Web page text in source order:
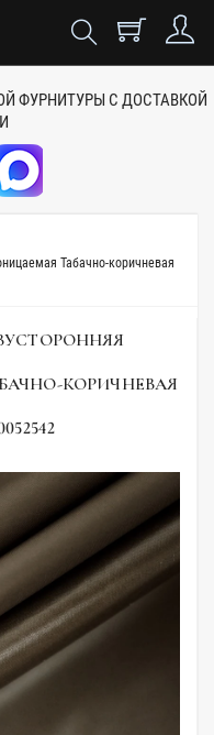
ФУРНИТУРЫ С ДОСТАВКОЙ
Табачно-коричневая
КОРИЧНЕВАЯ